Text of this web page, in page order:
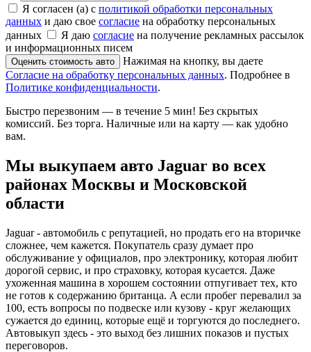
Я согласен (а) с политикой обработки персональных
данных и даю свое согласие на обработку персональных
данных
Я даю согласие на получение рекламных рассылок
и информационных писем
Оценить стоимость авто
Нажимая на кнопку, вы даете
Согласие на обработку персональных данных. Подробнее в
Политике конфиденциальности.
Быстро перезвоним — в течение 5 мин! Без скрытых
комиссий. Без торга. Наличные или на карту — как удобно
вам.
Мы выкупаем авто Jaguar во всех
районах Москвы и Московской
области
Jaguar - автомобиль с репутацией, но продать его на вторичке
сложнее, чем кажется. Покупатель сразу думает про
обслуживание у официалов, про электронику, которая любит
дорогой сервис, и про страховку, которая кусается. Даже
ухоженная машина в хорошем состоянии отпугивает тех, кто
не готов к содержанию британца. А если пробег перевалил за
100, есть вопросы по подвеске или кузову - круг желающих
сужается до единиц, которые ещё и торгуются до последнего.
Автовыкуп здесь - это выход без лишних показов и пустых
переговоров.